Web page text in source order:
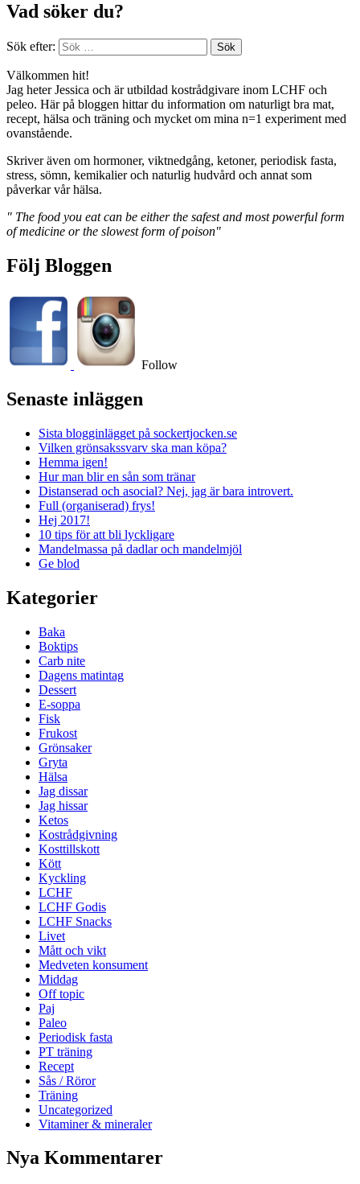
Vad söker du?
Sök efter:
Välkommen hit!
Jag heter Jessica och är utbildad kostrådgivare inom LCHF och
peleo. Här på bloggen hittar du information om naturligt bra mat,
recept, hälsa och träning och mycket om mina n=1 experiment med
ovanstående.
Skriver även om hormoner, viktnedgång, ketoner, periodisk fasta,
stress, sömn, kemikalier och naturlig hudvård och annat som
påverkar vår hälsa.
" The food you eat can be either the safest and most powerful form
of medicine or the slowest form of poison"
Följ Bloggen
Follow
Senaste inläggen
Sista blogginlägget på sockertjocken.se
Vilken grönsakssvarv ska man köpa?
Hemma igen!
Hur man blir en sån som tränar
Distanserad och asocial? Nej, jag är bara introvert.
Full (organiserad) frys!
Hej 2017!
10 tips för att bli lyckligare
Mandelmassa på dadlar och mandelmjöl
Ge blod
Kategorier
Baka
Boktips
Carb nite
Dagens matintag
Dessert
E-soppa
Fisk
Frukost
Grönsaker
Gryta
Hälsa
Jag dissar
Jag hissar
Ketos
Kostrådgivning
Kosttillskott
Kött
Kyckling
LCHF
LCHF Godis
LCHF Snacks
Livet
Mått och vikt
Medveten konsument
Middag
Off topic
Paj
Paleo
Periodisk fasta
PT träning
Recept
Sås / Röror
Träning
Uncategorized
Vitaminer & mineraler
Nya Kommentarer